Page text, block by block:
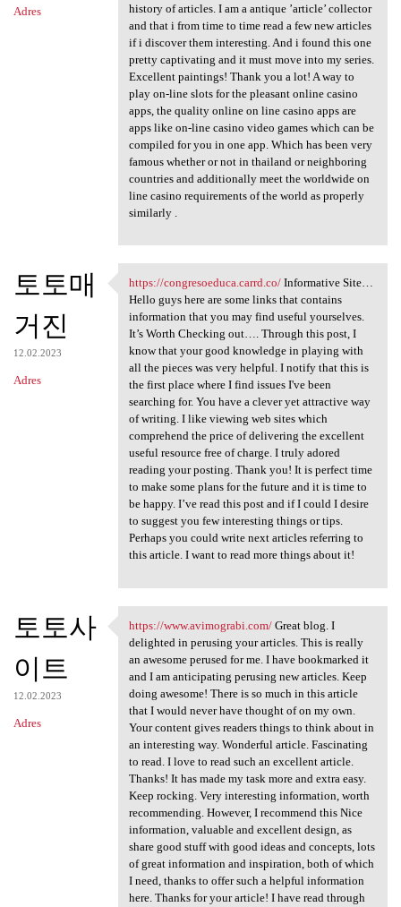
Adres
history of articles. I am a antique ’article’ collector
and that i from time to time read a few new articles
if i discover them interesting. And i found this one
pretty captivating and it must move into my series.
Excellent paintings! Thank you a lot! A way to
play on-line slots for the pleasant online casino
apps, the quality online on line casino apps are
apps like on-line casino video games which can be
compiled for you in one app. Which has been very
famous whether or not in thailand or neighboring
countries and additionally meet the worldwide on
line casino requirements of the world as properly
similarly .
토토매
거진
12.02.2023
Adres
https://congresoeduca.carrd
https://congresoeduca.carrd.co/Informative Site…
Hello guys here are some links that contains
information that you may find useful yourselves.
It’s Worth Checking out…. Through this post, I
know that your good knowledge in playing with
all the pieces was very helpful. I notify that this is
the first place where I find issues I've been
searching for. You have a clever yet attractive way
of writing. I like viewing web sites which
comprehend the price of delivering the excellent
useful resource free of charge. I truly adored
reading your posting. Thank you! It is perfect time
to make some plans for the future and it is time to
be happy. I’ve read this post and if I could I desire
to suggest you few interesting things or tips.
Perhaps you could write next articles referring to
this article. I want to read more things about it!
토토사
이트
12.02.2023
Adres
https://www.avimograbi.com/
https://www.avimograbi.com/Great blog. I
delighted in perusing your articles. This is really
an awesome perused for me. I have bookmarked it
and I am anticipating perusing new articles. Keep
doing awesome! There is so much in this article
that I would never have thought of on my own.
Your content gives readers things to think about in
an interesting way. Wonderful article. Fascinating
to read. I love to read such an excellent article.
Thanks! It has made my task more and extra easy.
Keep rocking. Very interesting information, worth
recommending. However, I recommend this Nice
information, valuable and excellent design, as
share good stuff with good ideas and concepts, lots
of great information and inspiration, both of which
I need, thanks to offer such a helpful information
here. Thanks for your article! I have read through